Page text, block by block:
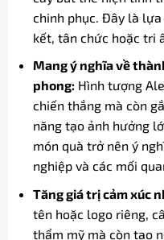
chinh phục. Đây là
kết, tân chức hoặc tri
Mang ý nghĩa về
phong: Hình tượng
chiến thắng mà còn
năng tạo ảnh hưởng
món quà trở nên ý
nghiệp và các mối
Tăng giá trị cảm xúc
tên hoặc logo riêng,
thẩm mỹ mà còn tạo